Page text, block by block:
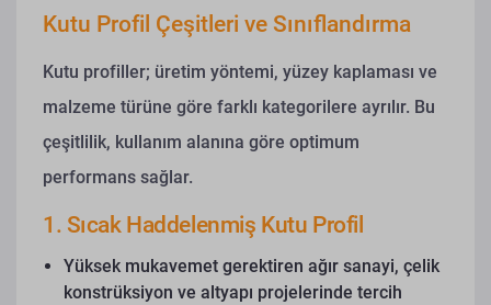
Kutu Profil Çeşitleri ve Sınıflandırma
Kutu profiller; üretim yöntemi, yüzey kaplaması ve
malzeme türüne göre farklı kategorilere ayrılır. Bu
çeşitlilik, kullanım alanına göre optimum
performans sağlar.
1. Sıcak Haddelenmiş Kutu Profil
Yüksek mukavemet gerektiren ağır sanayi, çelik
konstrüksiyon ve altyapı projelerinde tercih